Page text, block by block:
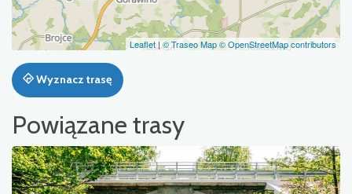
Leaflet|© Traseo Map© OpenStreetMap contributors
Wyznacz trasę
Powiązane trasy